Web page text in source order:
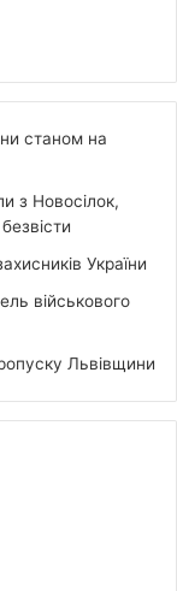
станом на
з Новосілок,
України
військового
Львівщини